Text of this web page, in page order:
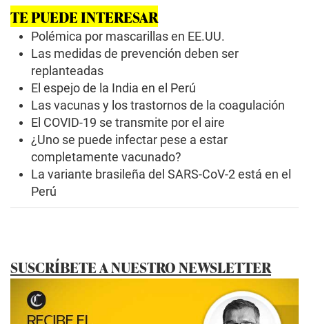
s
e
c
TE PUEDE INTERESAR
Polémica por mascarillas en EE.UU.
Las medidas de prevención deben ser
replanteadas
El espejo de la India en el Perú
Las vacunas y los trastornos de la coagulación
El COVID-19 se transmite por el aire
¿Uno se puede infectar pese a estar
completamente vacunado?
La variante brasileña del SARS-CoV-2 está en el
Perú
SUSCRÍBETE A NUESTRO NEWSLETTER